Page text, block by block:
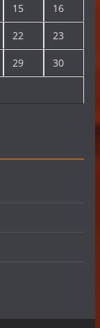
15 16
22 23
29 30